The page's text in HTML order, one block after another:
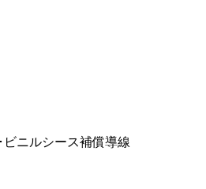
ニルシース補償導線